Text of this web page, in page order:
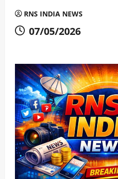
RNS INDIA NEWS
07/05/2026